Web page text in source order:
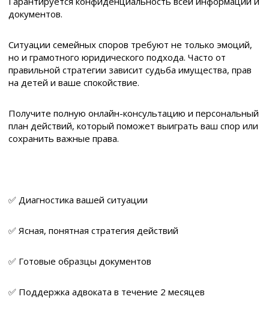
документов.
Ситуации семейных споров требуют не только эмоций,
но и грамотного юридического подхода. Часто от
правильной стратегии зависит судьба имущества, прав
на детей и ваше спокойствие.
Получите полную онлайн-консультацию и персональный
план действий, который поможет выиграть ваш спор или
сохранить важные права.
✅ Диагностика вашей ситуации
✅ Ясная, понятная стратегия действий
✅ Готовые образцы документов
✅ Поддержка адвоката в течение 2 месяцев